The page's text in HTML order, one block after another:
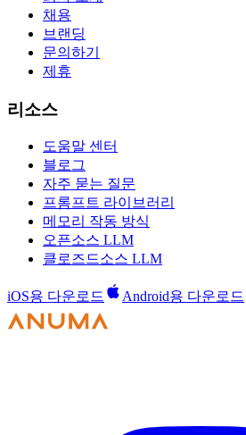
채용
브랜딩
문의하기
제휴
리소스
도움말 센터
블로그
자주 묻는 질문
프롬프트 라이브러리
메모리 작동 방식
오픈소스 LLM
클로즈드소스 LLM
iOS용 다운로드 Android용 다운로드